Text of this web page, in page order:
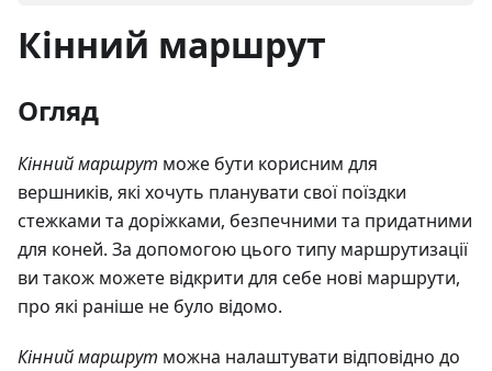
Кінний маршрут
Огляд
Кінний маршрут може бути корисним для
вершників, які хочуть планувати свої поїздки
стежками та доріжками, безпечними та придатними
для коней. За допомогою цього типу маршрутизації
ви також можете відкрити для себе нові маршрути,
про які раніше не було відомо.
Кінний маршрут можна налаштувати відповідно до